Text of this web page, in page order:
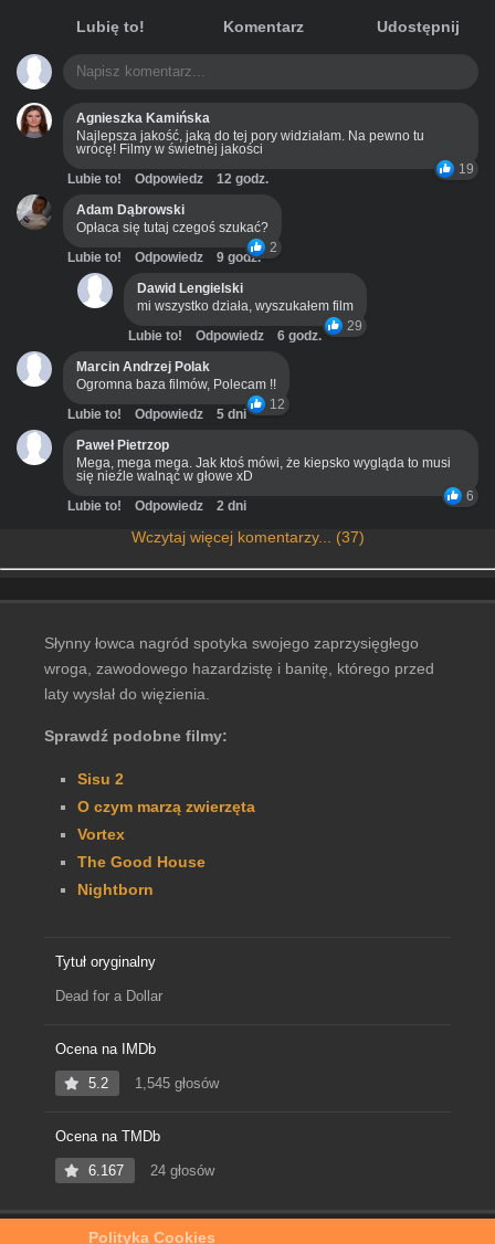
Polityka Cookies
Lubię to! Komentarz Udostępnij
Agnieszka Kamińska
Najlepsza jakość, jaką do tej pory widziałam. Na pewno tu
wrócę! Filmy w świetnej jakości
19
Lubie to! Odpowiedz
12 godz.
Adam Dąbrowski
Opłaca się tutaj czegoś szukać?
2
Lubie to! Odpowiedz
9 godz.
Dawid Lengielski
mi wszystko działa, wyszukałem film
29
Lubie to! Odpowiedz
6 godz.
Marcin Andrzej Polak
Ogromna baza filmów, Polecam !!
12
Lubie to! Odpowiedz
5 dni
Paweł Pietrzop
Mega, mega mega. Jak ktoś mówi, że kiepsko wygląda to musi
się nieźle walnąć w głowe xD
6
Lubie to! Odpowiedz 2 dni
Wczytaj więcej komentarzy... (37)
Słynny łowca nagród spotyka swojego zaprzysięgłego
wroga, zawodowego hazardzistę i banitę, którego przed
laty wysłał do więzienia.
Sprawdź podobne filmy:
Sisu 2
O czym marzą zwierzęta
Vortex
The Good House
Nightborn
Tytuł oryginalny
Dead for a Dollar
Ocena na IMDb
5.2 1,545 głosów
Ocena na TMDb
6.167 24 głosów